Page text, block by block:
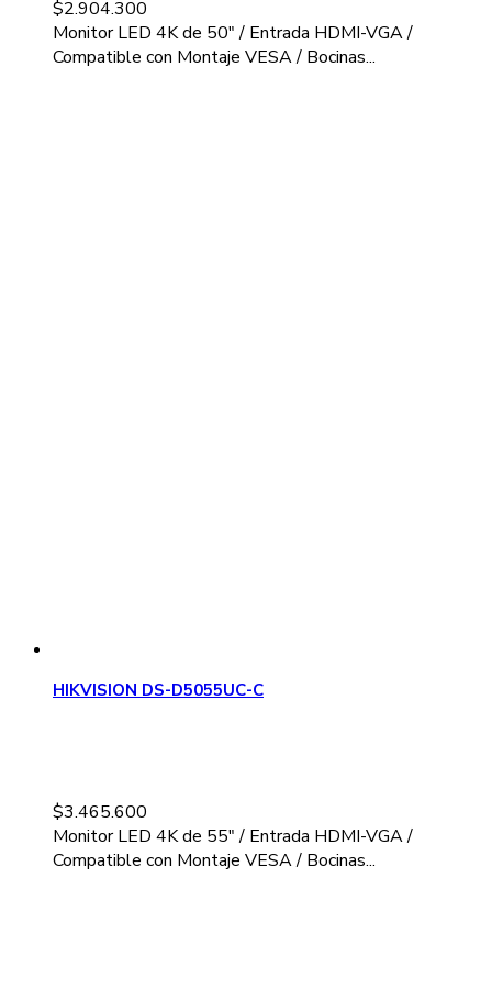
$2.904.300
Monitor LED 4K de 50" / Entrada HDMI-VGA /
Compatible con Montaje VESA / Bocinas...
HIKVISION DS-D5055UC-C
$3.465.600
Monitor LED 4K de 55" / Entrada HDMI-VGA /
Compatible con Montaje VESA / Bocinas...